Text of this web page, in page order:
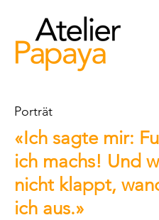
Porträt
«Ich sagte mir:
ich machs! Und
nicht klappt,
ich aus.»